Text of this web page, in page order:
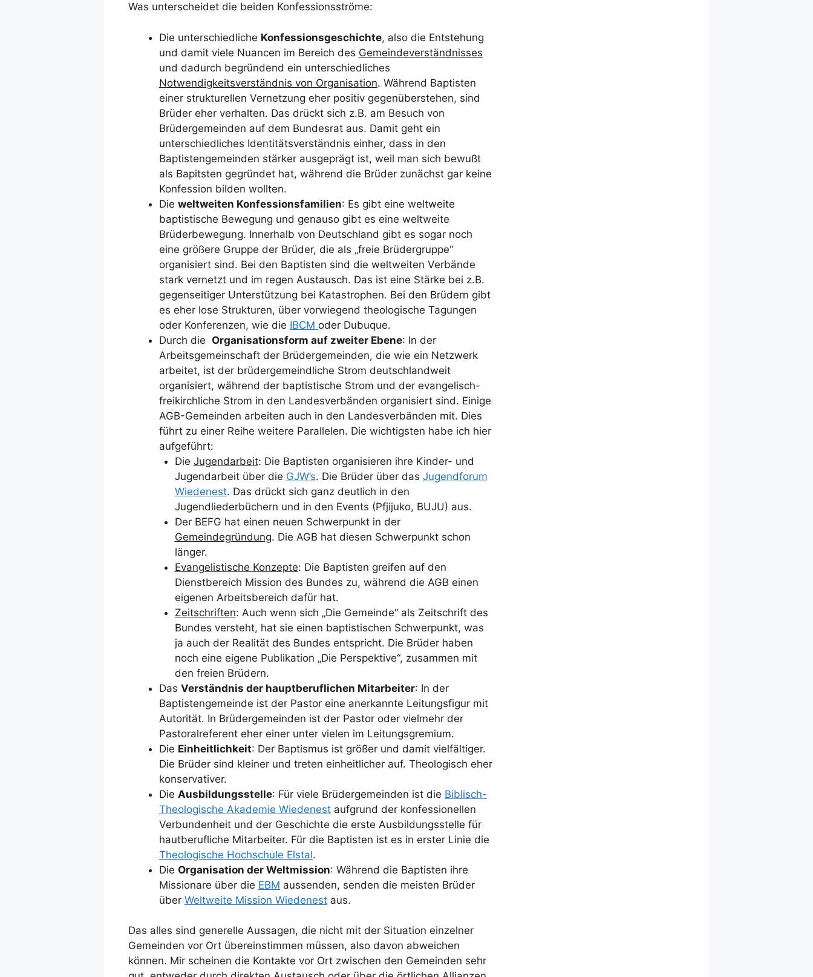
Was unterscheidet die beiden Konfessionsströme:
Die unterschiedliche Konfessionsgeschichte, also die Entstehung
und damit viele Nuancen im Bereich des Gemeindeverständnisses
und dadurch begründend ein unterschiedliches
Notwendigkeitsverständnis von Organisation. Während Baptisten
einer strukturellen Vernetzung eher positiv gegenüberstehen, sind
Brüder eher verhalten. Das drückt sich z.B. am Besuch von
Brüdergemeinden auf dem Bundesrat aus. Damit geht ein
unterschiedliches Identitätsverständnis einher, dass in den
Baptistengemeinden stärker ausgeprägt ist, weil man sich bewußt
als Bapitsten gegründet hat, während die Brüder zunächst gar keine
Konfession bilden wollten.
Die weltweiten Konfessionsfamilien: Es gibt eine weltweite
baptistische Bewegung und genauso gibt es eine weltweite
Brüderbewegung. Innerhalb von Deutschland gibt es sogar noch
eine größere Gruppe der Brüder, die als „freie Brüdergruppe“
organisiert sind. Bei den Baptisten sind die weltweiten Verbände
stark vernetzt und im regen Austausch. Das ist eine Stärke bei z.B.
gegenseitiger Unterstützung bei Katastrophen. Bei den Brüdern gibt
es eher lose Strukturen, über vorwiegend theologische Tagungen
oder Konferenzen, wie die IBCM oder Dubuque.
Durch die Organisationsform auf zweiter Ebene: In der
Arbeitsgemeinschaft der Brüdergemeinden, die wie ein Netzwerk
arbeitet, ist der brüdergemeindliche Strom deutschlandweit
organisiert, während der baptistische Strom und der evangelisch-
freikirchliche Strom in den Landesverbänden organisiert sind. Einige
AGB-Gemeinden arbeiten auch in den Landesverbänden mit. Dies
führt zu einer Reihe weitere Parallelen. Die wichtigsten habe ich hier
aufgeführt:
Die Jugendarbeit: Die Baptisten organisieren ihre Kinder- und
Jugendarbeit über die GJW’s. Die Brüder über das Jugendforum
Wiedenest. Das drückt sich ganz deutlich in den
Jugendliederbüchern und in den Events (Pfjijuko, BUJU) aus.
Der BEFG hat einen neuen Schwerpunkt in der
Gemeindegründung. Die AGB hat diesen Schwerpunkt schon
länger.
Evangelistische Konzepte: Die Baptisten greifen auf den
Dienstbereich Mission des Bundes zu, während die AGB einen
eigenen Arbeitsbereich dafür hat.
Zeitschriften: Auch wenn sich „Die Gemeinde“ als Zeitschrift des
Bundes versteht, hat sie einen baptistischen Schwerpunkt, was
ja auch der Realität des Bundes entspricht. Die Brüder haben
noch eine eigene Publikation „Die Perspektive“, zusammen mit
den freien Brüdern.
Das Verständnis der hauptberuflichen Mitarbeiter: In der
Baptistengemeinde ist der Pastor eine anerkannte Leitungsfigur mit
Autorität. In Brüdergemeinden ist der Pastor oder vielmehr der
Pastoralreferent eher einer unter vielen im Leitungsgremium.
Die Einheitlichkeit: Der Baptismus ist größer und damit vielfältiger.
Die Brüder sind kleiner und treten einheitlicher auf. Theologisch eher
konservativer.
Die Ausbildungsstelle: Für viele Brüdergemeinden ist die Biblisch-
Theologische Akademie Wiedenest aufgrund der konfessionellen
Verbundenheit und der Geschichte die erste Ausbildungsstelle für
hautberufliche Mitarbeiter. Für die Baptisten ist es in erster Linie die
Theologische Hochschule Elstal.
Die Organisation der Weltmission: Während die Baptisten ihre
Missionare über die EBM aussenden, senden die meisten Brüder
über Weltweite Mission Wiedenest aus.
Das alles sind generelle Aussagen, die nicht mit der Situation einzelner
Gemeinden vor Ort übereinstimmen müssen, also davon abweichen
können. Mir scheinen die Kontakte vor Ort zwischen den Gemeinden sehr